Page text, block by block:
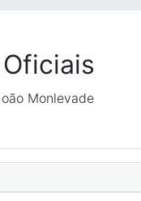
Monlevade